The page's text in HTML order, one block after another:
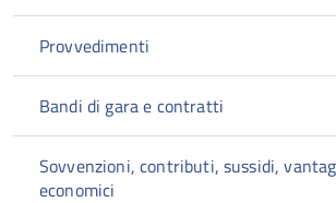
Provvedimenti
Bandi di gara e contratti
Sovvenzioni, contributi, sussidi,
economici